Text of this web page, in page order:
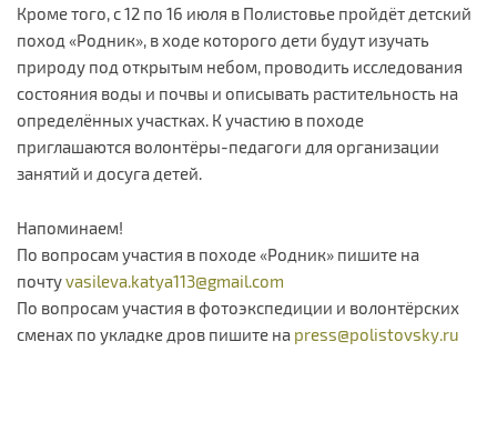
Кроме того, с 12 по 16 июля в Полистовье пройдёт детский
поход «Родник», в ходе которого дети будут изучать
природу под открытым небом, проводить исследования
состояния воды и почвы и описывать растительность на
определённых участках. К участию в походе
приглашаются волонтёры-педагоги для организации
занятий и досуга детей.
Напоминаем!
По вопросам участия в походе «Родник» пишите на
почтуvasileva.katya113@gmail.com
По вопросам участия в фотоэкспедиции и волонтёрских
сменах по укладке дров пишите на press@polistovsky.ru